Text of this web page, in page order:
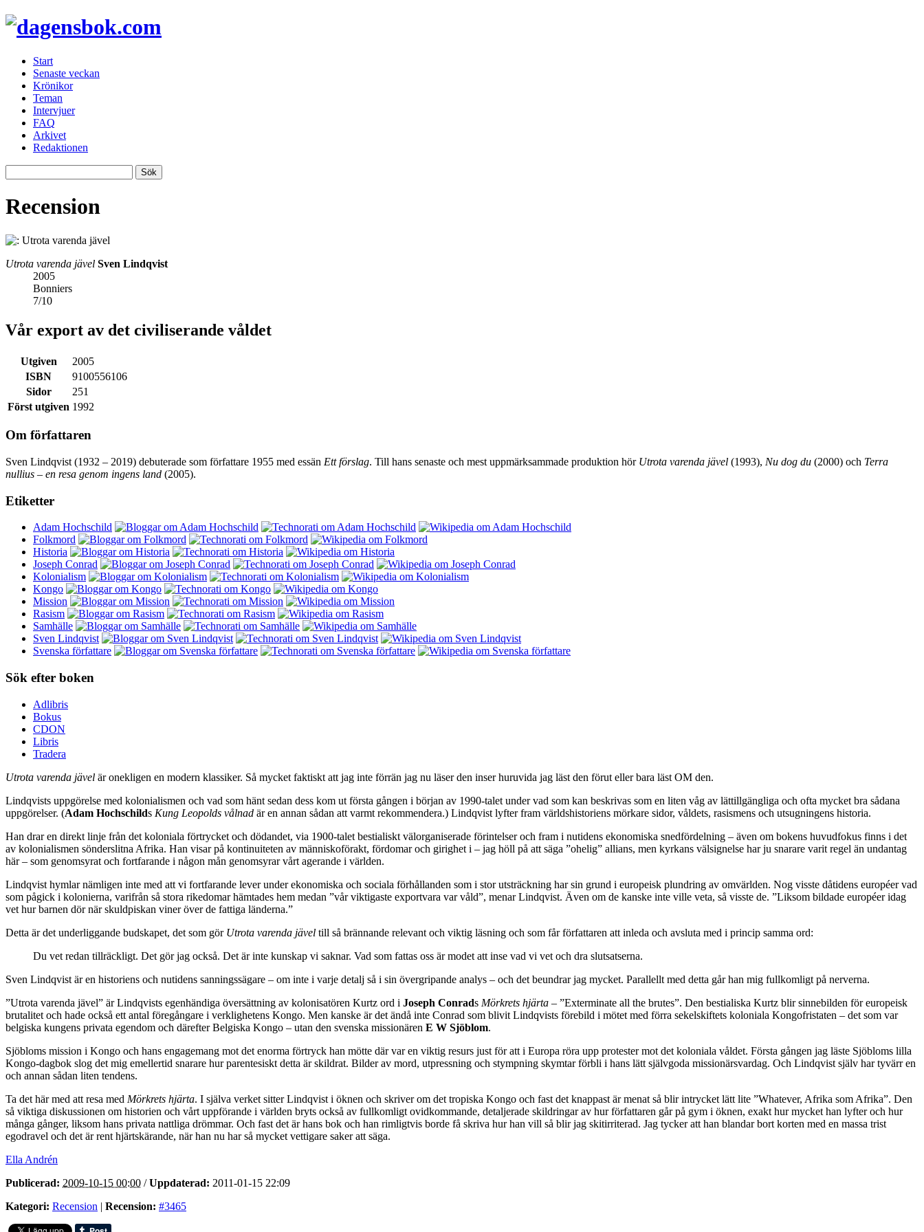
Start
Senaste veckan
Krönikor
Teman
Intervjuer
FAQ
Arkivet
Redaktionen
Recension
Utrota varenda jävel Sven Lindqvist
2005
Bonniers
7/10
Vår export av det civiliserande våldet
Utgiven
2005
ISBN
9100556106
Sidor
251
Först utgiven 1992
Om författaren
Sven Lindqvist (1932 – 2019) debuterade som författare 1955 med essän Ett förslag. Till hans senaste och mest uppmärksammade produktion hör Utrota varenda jävel (1993), Nu dog du (2000) och Terra
nullius – en resa genom ingens land (2005).
Etiketter
Adam Hochschild
Folkmord
Historia
Joseph Conrad
Kolonialism
Kongo
Mission
Rasism
Samhälle
Sven Lindqvist
Svenska författare
Sök efter boken
Adlibris
Bokus
CDON
Libris
Tradera
Utrota varenda jävel är onekligen en modern klassiker. Så mycket faktiskt att jag inte förrän jag nu läser den inser huruvida jag läst den förut eller bara läst OM den.
Lindqvists uppgörelse med kolonialismen och vad som hänt sedan dess kom ut första gången i början av 1990-talet under vad som kan beskrivas som en liten våg av lättillgängliga och ofta mycket bra sådana
uppgörelser. (Adam Hochschilds Kung Leopolds vålnad är en annan sådan att varmt rekommendera.) Lindqvist lyfter fram världshistoriens mörkare sidor, våldets, rasismens och utsugningens historia.
Han drar en direkt linje från det koloniala förtrycket och dödandet, via 1900-talet bestialiskt välorganiserade förintelser och fram i nutidens ekonomiska snedfördelning – även om bokens huvudfokus finns i det
av kolonialismen sönderslitna Afrika. Han visar på kontinuiteten av människoförakt, fördomar och girighet i – jag höll på att säga ”ohelig” allians, men kyrkans välsignelse har ju snarare varit regel än undantag
här – som genomsyrat och fortfarande i någon mån genomsyrar vårt agerande i världen.
Lindqvist hymlar nämligen inte med att vi fortfarande lever under ekonomiska och sociala förhållanden som i stor utsträckning har sin grund i europeisk plundring av omvärlden. Nog visste dåtidens européer vad
som pågick i kolonierna, varifrån så stora rikedomar hämtades hem medan ”vår viktigaste exportvara var våld”, menar Lindqvist. Även om de kanske inte ville veta, så visste de. ”Liksom bildade européer idag
vet hur barnen dör när skuldpiskan viner över de fattiga länderna.”
Detta är det underliggande budskapet, det som gör Utrota varenda jävel till så brännande relevant och viktig läsning och som får författaren att inleda och avsluta med i princip samma ord:
Du vet redan tillräckligt. Det gör jag också. Det är inte kunskap vi saknar. Vad som fattas oss är modet att inse vad vi vet och dra slutsatserna.
Sven Lindqvist är en historiens och nutidens sanningssägare – om inte i varje detalj så i sin övergripande analys – och det beundrar jag mycket. Parallellt med detta går han mig fullkomligt på nerverna.
”Utrota varenda jävel” är Lindqvists egenhändiga översättning av kolonisatören Kurtz ord i Joseph Conrads Mörkrets hjärta – ”Exterminate all the brutes”. Den bestialiska Kurtz blir sinnebilden för europeisk
brutalitet och hade också ett antal föregångare i verklighetens Kongo. Men kanske är det ändå inte Conrad som blivit Lindqvists förebild i mötet med förra sekelskiftets koloniala Kongofristaten – det som var
belgiska kungens privata egendom och därefter Belgiska Kongo – utan den svenska missionären E W Sjöblom.
Sjöbloms mission i Kongo och hans engagemang mot det enorma förtryck han mötte där var en viktig resurs just för att i Europa röra upp protester mot det koloniala våldet. Första gången jag läste Sjöbloms lilla
Kongo-dagbok slog det mig emellertid snarare hur parentesiskt detta är skildrat. Bilder av mord, utpressning och stympning skymtar förbli i hans lätt självgoda missionärsvardag. Och Lindqvist själv har tyvärr en
och annan sådan liten tendens.
Ta det här med att resa med Mörkrets hjärta. I själva verket sitter Lindqvist i öknen och skriver om det tropiska Kongo och fast det knappast är menat så blir intrycket lätt lite ”Whatever, Afrika som Afrika”. Den
så viktiga diskussionen om historien och vårt uppförande i världen bryts också av fullkomligt ovidkommande, detaljerade skildringar av hur författaren går på gym i öknen, exakt hur mycket han lyfter och hur
många gånger, liksom hans privata nattliga drömmar. Och fast det är hans bok och han rimligtvis borde få skriva hur han vill så blir jag skitirriterad. Jag tycker att han blandar bort korten med en massa trist
egodravel och det är rent hjärtskärande, när han nu har så mycket vettigare saker att säga.
Ella Andrén
Publicerad: 2009-10-15 00:00 /Uppdaterad: 2011-01-15 22:09
Kategori: Recension | Recension: #3465